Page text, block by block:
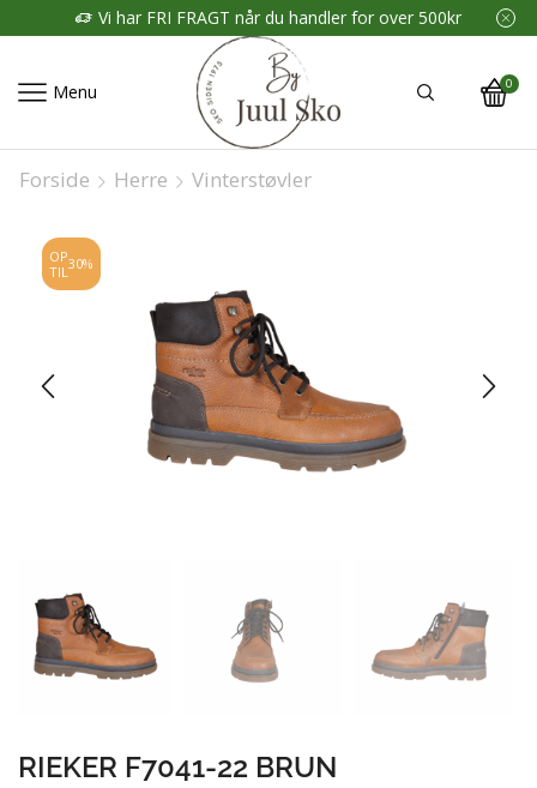
for over 500kr Vi har FRI FRAGT når du handler
Menu 0
Forside Herre Vinterstøvler
OP
TIL 30%
RIEKER F7041-22 BRUN